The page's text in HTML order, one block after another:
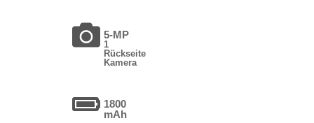
5-MP
1
Rückseite
Kamera
1800
mAh